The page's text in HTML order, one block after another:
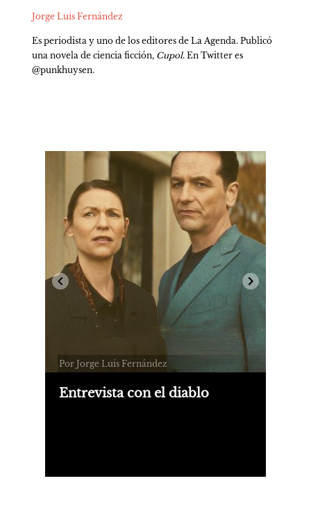
Jorge Luis Fernández
Es periodista y uno de los editores de La Agenda. Publicó
una novela de ciencia ficción, Cupol. En Twitter es
@punkhuysen.
Por Jorge Luis Fernández
Entrevista con el diablo
Netflix.